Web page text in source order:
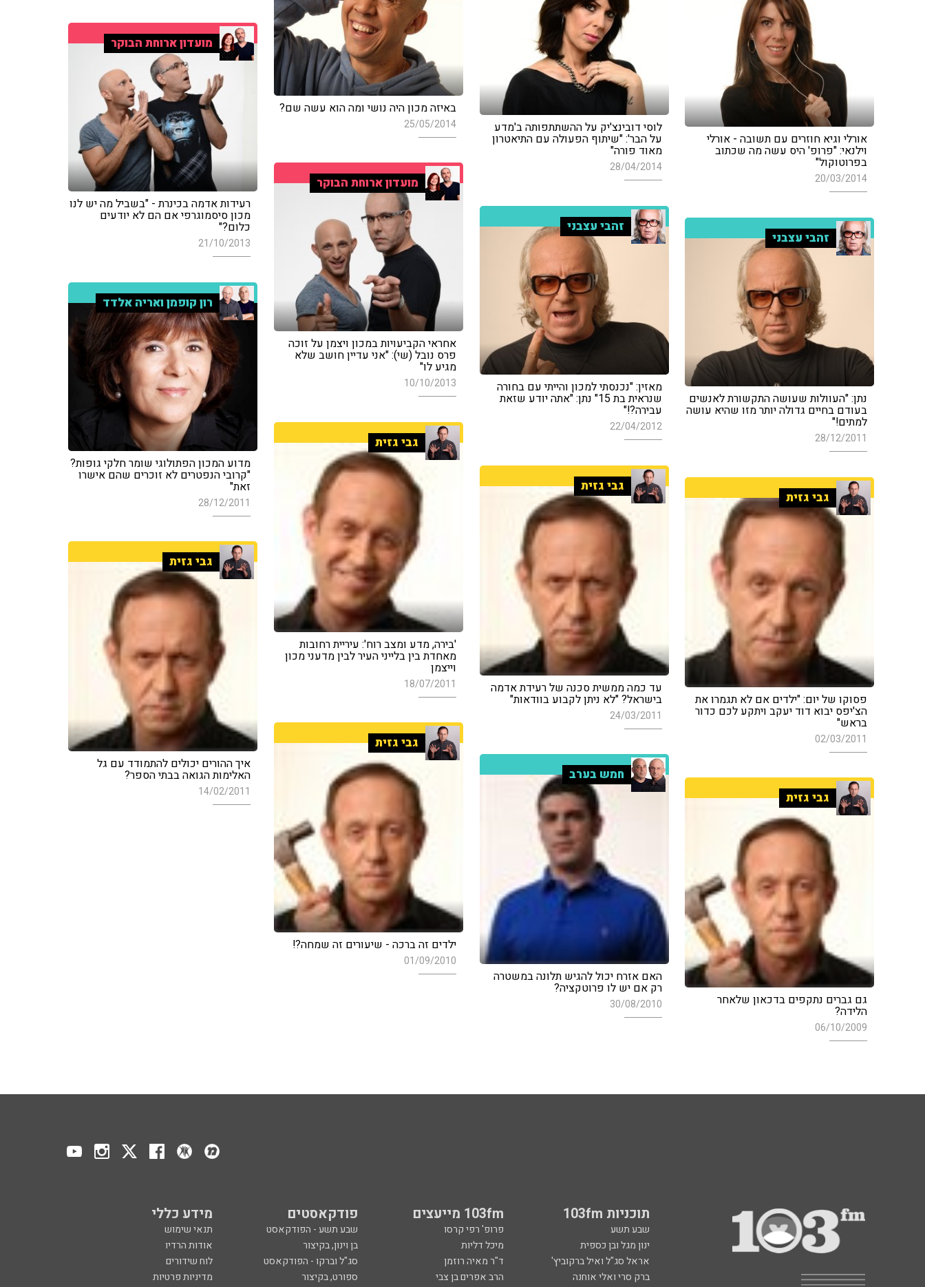
באיזה מכון היה נושי ומה הוא עשה שם?
25/05/2014 לוסי דובינצ'יק על ההשתתפותה ב'מדע
על הבר': "שיתוף הפעולה עם התיאטרון
מאוד פורה"
28/04/2014
אורלי וגיא חוזרים עם תשובה - אורלי
וילנאי: "פרופ' היס עשה מה שכתוב
בפרוטוקול"
20/03/2014
מועדון ארוחת הבוקר
רעידות אדמה בכינרת - "בשביל מה יש לנו
מכון סיסמוגרפי אם הם לא יודעים
כלום?"
21/10/2013
מועדון ארוחת הבוקר
אחראי הקביעויות במכון ויצמן על זוכה
פרס נובל (שי): "אני עדיין חושב שלא
מגיע לו"
10/10/2013
זהבי עצבני
מאזין: "נכנסתי למכון והייתי עם בחורה
שנראית בת 15" נתן: "אתה יודע שזאת
עבירה?!"
22/04/2012
זהבי עצבני
נתן: "העוולות שעושה התקשורת לאנשים
בעודם בחיים גדולה יותר מזו שהיא עושה
למתים!"
28/12/2011
רון קופמן ואריה אלדד
מדוע המכון הפתולוגי שומר חלקי גופות?
"קרובי הנפטרים לא זוכרים שהם אישרו
זאת"
28/12/2011
גבי גזית
'בירה, מדע ומצב רוח': עיריית רחובות
מאחדת בין בלייני העיר לבין מדעני מכון
וייצמן
18/07/2011
גבי גזית
עד כמה ממשית סכנה של רעידת אדמה
בישראל? "לא ניתן לקבוע בוודאות"
24/03/2011
גבי גזית
פסוקו של יום: "ילדים אם לא תגמרו את
הצ'יפס יבוא דוד יעקב ויתקע לכם כדור
בראש"
02/03/2011
גבי גזית
איך ההורים יכולים להתמודד עם גל
האלימות הגואה בבתי הספר?
14/02/2011
גבי גזית
ילדים זה ברכה - שיעורים זה שמחה?!
01/09/2010
חמש בערב
האם אזרח יכול להגיש תלונה במשטרה
רק אם יש לו פרוטקציה?
30/08/2010
גבי גזית
גם גברים נתקפים בדכאון שלאחר
הלידה?
06/10/2009
תוכניות 103fm 103fm מייעצים פודקאסטים מידע כללי
שבע תשע פרופ' רפי קרסו שבע תשע - הפודקאסט
תנאי שימוש
ינון מגל ובן כספית
מיכל דליות בן וינון, בקיצור
אודות הרדיו
אראל סג"ל ואיל ברקוביץ'
ד"ר מאיה רוזמן סג"ל וברקו - הפודקאסט
לוח שידורים
ברק סרי ואלי אוחנה
הרב אפרים בן צבי ספורט, בקיצור
מדיניות פרטיות